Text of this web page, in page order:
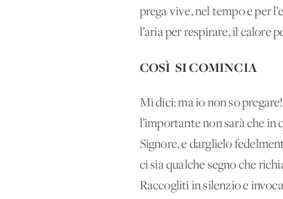
prega vive, nel tempo e per
l’aria per respirare, il calore
COSÌ SI COMINCIA
Mi dici: ma io non so
l’importante non sarà che in
Signore, e darglielo
ci sia qualche segno che
Raccogliti in silenzio e